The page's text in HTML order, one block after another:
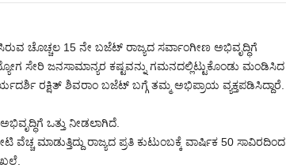
ಚೊಚ್ಚಲ 15 ನೇ ಬಜೆಟ್ ರಾಜ್ಯದ ಸರ್ವಾಂಗೀಣ ಅಭಿವೃದ್ಧಿಗೆ
ಸೇರಿ ಜನಸಾಮಾನ್ಯರ ಕಷ್ಟವನ್ನು ಗಮನದಲ್ಲಿಟ್ಟುಕೊಂಡು ಮಂಡಿಸಿದ
ರಕ್ಷಿತ್ ಶಿವರಾಂ ಬಜೆಟ್ ಬಗ್ಗೆ ತಮ್ಮ ಅಭಿಪ್ರಾಯ ವ್ಯಕ್ತಪಡಿಸಿದ್ದಾರೆ.
ಒತ್ತು ನೀಡಲಾಗಿದೆ.
ಮಾಡುತ್ತಿದ್ದು ರಾಜ್ಯದ ಪ್ರತಿ ಕುಟುಂಬಕ್ಕೆ ವಾರ್ಷಿಕ 50 ಸಾವಿರದಿಂದ